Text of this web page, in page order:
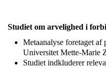
Studiet om arvelighed i
Metaanalyse foretaget af
Universitet Mette-Marie
Studiet indkluderer